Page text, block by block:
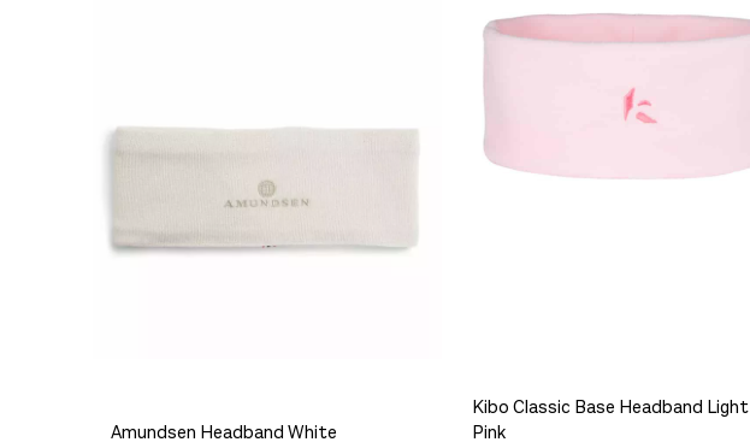
Se butikkinformasjon
Platou Ålesund
Se butikkinformasjon
Amundsen Headband White
Kibo Classic Base Headband Light
Pink